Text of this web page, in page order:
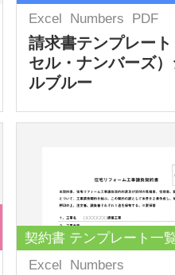
Excel
Numbers PDF
請求書テンプレート
セル・ナンバーズ
ルブルー
契約書 テンプレート一
Excel
Numbers